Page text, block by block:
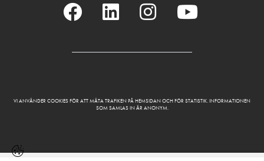
VI ANVÄNDER COOKIES FÖR ATT MÄTA TRAFIKEN PÅ HEMSIDAN OCH FÖR STATISTIK. INFORMATIONEN
SOM SAMLAS IN ÄR ANONYM.